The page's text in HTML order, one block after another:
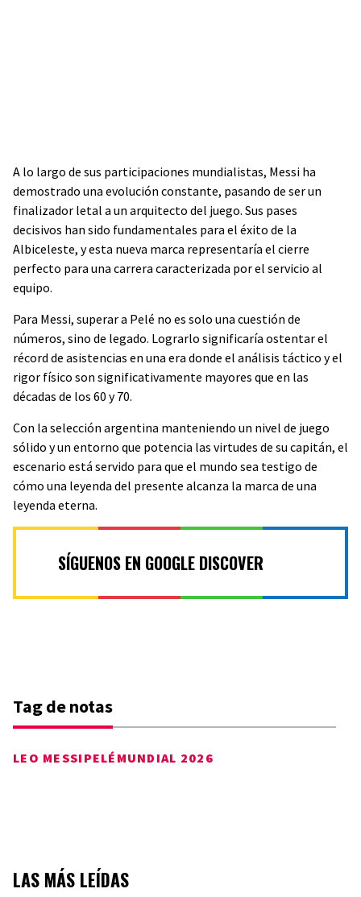
A lo largo de sus participaciones mundialistas, Messi ha
demostrado una evolución constante, pasando de ser un
finalizador letal a un arquitecto del juego. Sus pases
decisivos han sido fundamentales para el éxito de la
Albiceleste, y esta nueva marca representaría el cierre
perfecto para una carrera caracterizada por el servicio al
equipo.
Para Messi, superar a Pelé no es solo una cuestión de
números, sino de legado. Lograrlo significaría ostentar el
récord de asistencias en una era donde el análisis táctico y el
rigor físico son significativamente mayores que en las
décadas de los 60 y 70.
Con la selección argentina manteniendo un nivel de juego
sólido y un entorno que potencia las virtudes de su capitán, el
escenario está servido para que el mundo sea testigo de
cómo una leyenda del presente alcanza la marca de una
leyenda eterna.
SÍGUENOS EN GOOGLE DISCOVER
Tag de notas
LEO MESSI PELÉ MUNDIAL 2026
LAS MÁS LEÍDAS